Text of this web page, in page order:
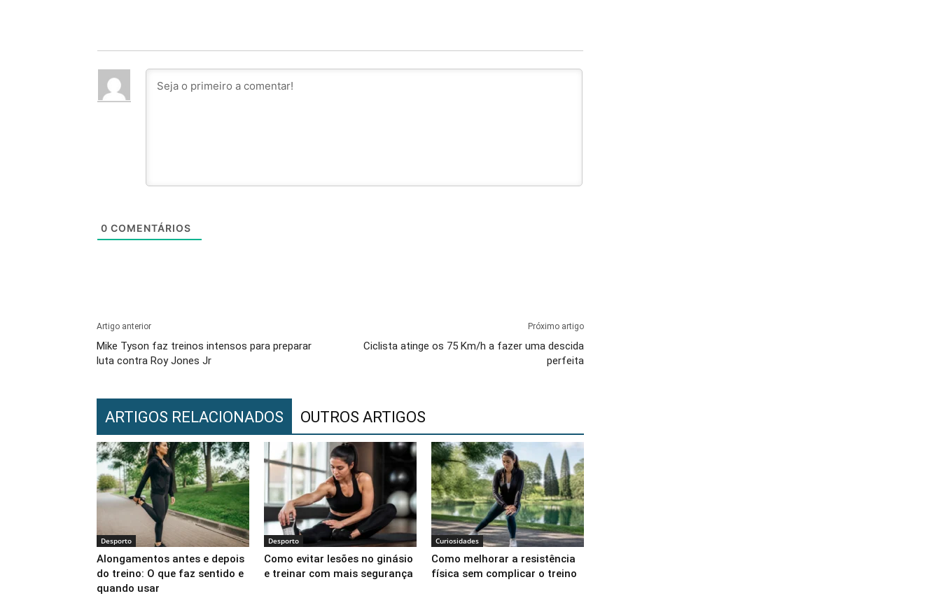
0 COMENTÁRIOS
Artigo anterior
Mike Tyson faz treinos intensos para preparar
luta contra Roy Jones Jr
Próximo artigo
Ciclista atinge os 75 Km/h a fazer uma descida
perfeita
ARTIGOS RELACIONADOS OUTROS ARTIGOS
Desporto
Alongamentos antes e depois
do treino: O que faz sentido e
quando usar
Desporto
Como evitar lesões no ginásio
e treinar com mais segurança
Curiosidades
Como melhorar a resistência
física sem complicar o treino